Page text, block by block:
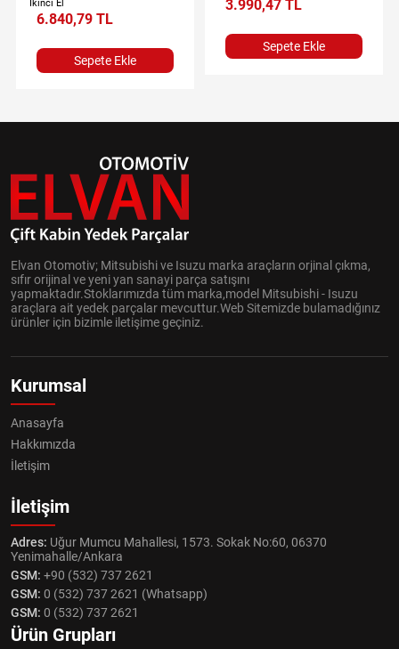
İkinci El
6.840,79 TL
Sepete Ekle
3.990,47 TL
Sepete Ekle
Elvan Otomotiv; Mitsubishi ve Isuzu marka araçların orjinal çıkma,
sıfır orijinal ve yeni yan sanayi parça satışını
yapmaktadır.Stoklarımızda tüm marka,model Mitsubishi - Isuzu
araçlara ait yedek parçalar mevcuttur.Web Sitemizde bulamadığınız
ürünler için bizimle iletişime geçiniz.
Kurumsal
Anasayfa
Hakkımızda
İletişim
İletişim
Adres: Uğur Mumcu Mahallesi, 1573. Sokak No:60, 06370
Yenimahalle/Ankara
GSM: +90 (532) 737 2621
GSM: 0 (532) 737 2621 (Whatsapp)
GSM: 0 (532) 737 2621
Ürün Grupları